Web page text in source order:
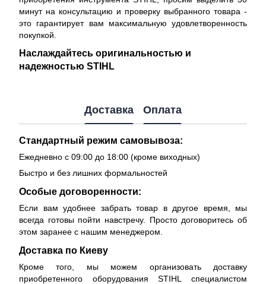
минут на консультацию и проверку выбранного товара -
это гарантирует вам максимальную удовлетворенность
покупкой.
Наслаждайтесь оригинальностью и
надежностью STIHL
Доставка Оплата
Стандартный режим самовывоза:
Ежедневно с 09:00 до 18:00 (кроме виходных)
Быстро и без лишних формальностей
Особые договоренности:
Если вам удобнее забрать товар в другое время, мы
всегда готовы пойти навстречу. Просто договоритесь об
этом заранее с нашим менеджером.
Доставка по Киеву
Кроме того, мы можем организовать доставку
приобретенного оборудования STIHL специалистом